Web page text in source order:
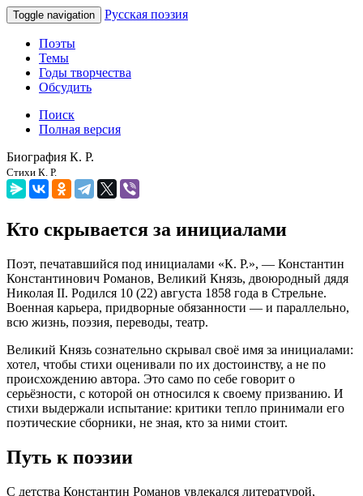
Toggle navigation Русская поэзия
Поэты
Темы
Годы творчества
Обсудить
Поиск
Полная версия
Биография К. Р.
Стихи К. Р.
Кто скрывается за инициалами
Поэт, печатавшийся под инициалами «К. Р.», — Константин
Константинович Романов, Великий Князь, двоюродный дядя
Николая II. Родился 10 (22) августа 1858 года в Стрельне.
Военная карьера, придворные обязанности — и параллельно,
всю жизнь, поэзия, переводы, театр.
Великий Князь сознательно скрывал своё имя за инициалами:
хотел, чтобы стихи оценивали по их достоинству, а не по
происхождению автора. Это само по себе говорит о
серьёзности, с которой он относился к своему призванию. И
стихи выдержали испытание: критики тепло принимали его
поэтические сборники, не зная, кто за ними стоит.
Путь к поэзии
С детства Константин Романов увлекался литературой,